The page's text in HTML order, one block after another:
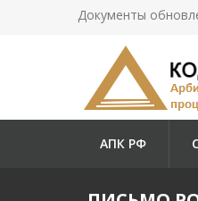
Документы
АПК РФ